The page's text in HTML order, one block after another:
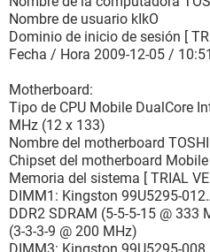
Nombre de usuario kIkO
Dominio de inicio de sesión [
Fecha / Hora 2009-12-05 / 10:51
Motherboard:
Tipo de CPU Mobile DualCore
MHz (12 x 133)
Nombre del motherboard
Chipset del motherboard
Memoria del sistema [ TRIAL
DIMM1: Kingston 99U5295-
DDR2 SDRAM (5-5-5-15 @ 333
(3-3-3-9 @ 200 MHz)